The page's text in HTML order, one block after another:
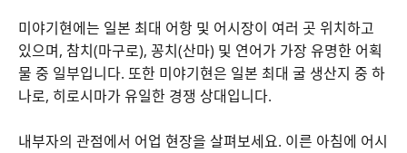
미야기현에는 일본 최대 어항 및 어시장이 여러 곳 위치하고
있으며, 참치(마구로), 꽁치(산마) 및 연어가 가장 유명한 어획
물 중 일부입니다. 또한 미야기현은 일본 최대 굴 생산지 중 하
나로, 히로시마가 유일한 경쟁 상대입니다.
내부자의 관점에서 어업 현장을 살펴보세요. 이른 아침에 어시